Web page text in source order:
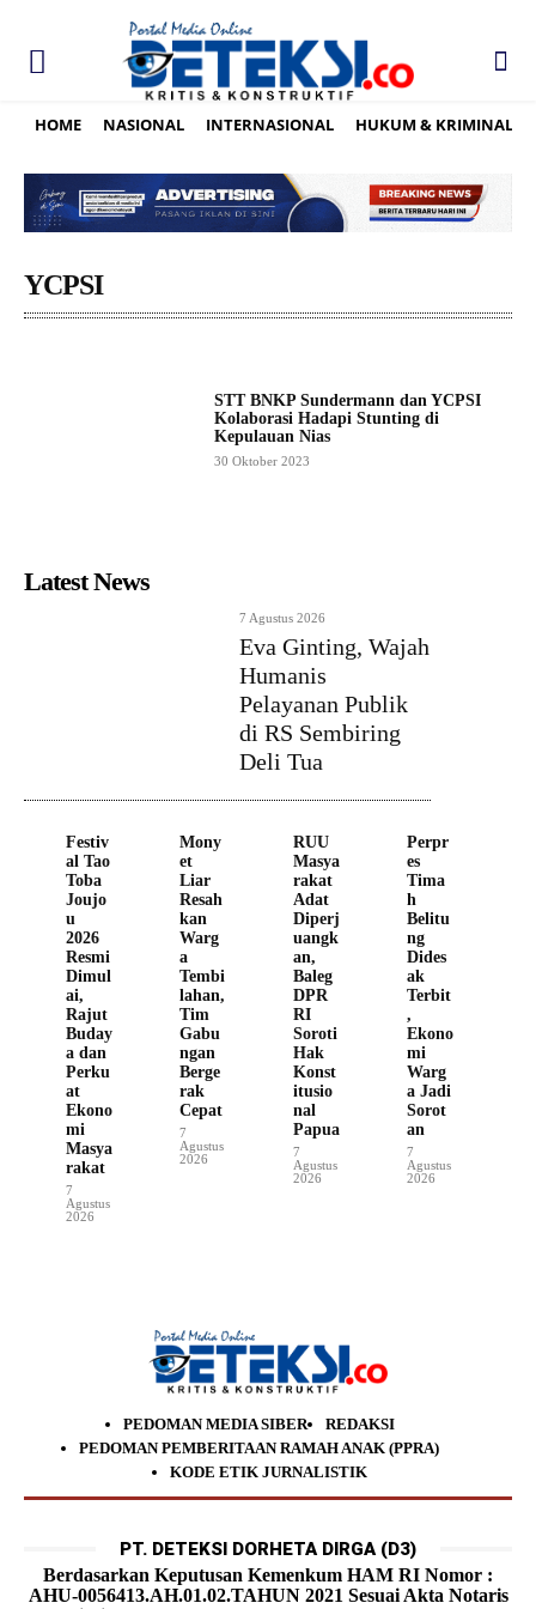
HOME NASIONAL INTERNASIONAL HUKUM & KRIMINAL
YCPSI
STT BNKP Sundermann dan YCPSI
Kolaborasi Hadapi Stunting di
Kepulauan Nias
30 Oktober 2023
Latest News
7 Agustus 2026
Eva Ginting, Wajah
Humanis
Pelayanan Publik
di RS Sembiring
Deli Tua
Festiv
al Tao
Toba
Joujo
u
2026
Resmi
Dimul
ai,
Rajut
Buday
a dan
Perku
at
Ekono
mi
Masya
rakat
7
Agustus
2026
Mony
et
Liar
Resah
kan
Warg
a
Tembi
lahan,
Tim
Gabu
ngan
Berge
rak
Cepat
7
Agustus
2026
RUU
Masya
rakat
Adat
Diperj
uangk
an,
Baleg
DPR
RI
Soroti
Hak
Konst
itusio
nal
Papua
7
Agustus
2026
Perpr
es
Tima
h
Belitu
ng
Dides
ak
Terbit
,
Ekono
mi
Warg
a Jadi
Sorot
an
7
Agustus
2026
PEDOMAN MEDIA SIBER
REDAKSI
PEDOMAN PEMBERITAAN RAMAH ANAK (PPRA)
KODE ETIK JURNALISTIK
PT. DETEKSI DORHETA DIRGA (D3)
Berdasarkan Keputusan Kemenkum HAM RI Nomor :
AHU-0056413.AH.01.02.TAHUN 2021 Sesuai Akta Notaris